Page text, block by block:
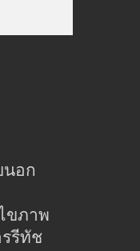
นอก
ขภาพ
รีทัช